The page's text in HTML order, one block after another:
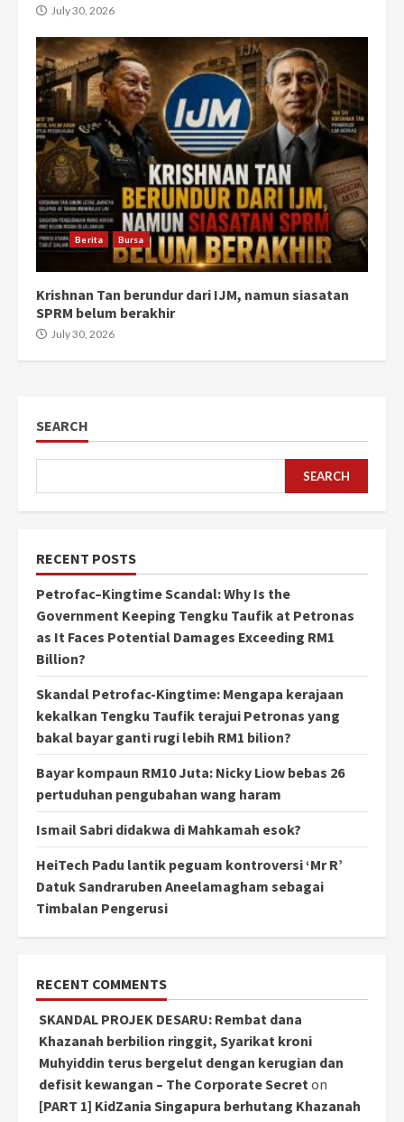
July 30, 2026
Berita Bursa
Krishnan Tan berundur dari IJM, namun siasatan
SPRM belum berakhir
July 30, 2026
SEARCH
SEARCH
RECENT POSTS
Petrofac–Kingtime Scandal: Why Is the
Government Keeping Tengku Taufik at Petronas
as It Faces Potential Damages Exceeding RM1
Billion?
Skandal Petrofac-Kingtime: Mengapa kerajaan
kekalkan Tengku Taufik terajui Petronas yang
bakal bayar ganti rugi lebih RM1 bilion?
Bayar kompaun RM10 Juta: Nicky Liow bebas 26
pertuduhan pengubahan wang haram
Ismail Sabri didakwa di Mahkamah esok?
HeiTech Padu lantik peguam kontroversi ‘Mr R’
Datuk Sandraruben Aneelamagham sebagai
Timbalan Pengerusi
RECENT COMMENTS
SKANDAL PROJEK DESARU: Rembat dana
Khazanah berbilion ringgit, Syarikat kroni
Muhyiddin terus bergelut dengan kerugian dan
defisit kewangan – The Corporate Secreton
[PART 1] KidZania Singapura berhutang Khazanah